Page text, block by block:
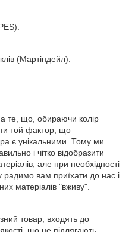
(Мартіндейл).
те, що, обираючи колір
той фактор, що
є унікальними. Тому ми
і чітко відобразити
але при необхідності
радимо вам приїхати до нас і
матеріалів "вживу".
товар, входять до
що не підлягають